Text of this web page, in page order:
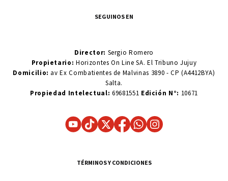
SEGUINOS EN
Director: Sergio Romero
Propietario:Horizontes On Line SA. El Tribuno Jujuy
Domicilio: av Ex Combatientes de Malvinas 3890 - CP (A4412BYA)
Salta.
Propiedad Intelectual: 69681551 Edición N°: 10671
TÉRMINOS Y CONDICIONES